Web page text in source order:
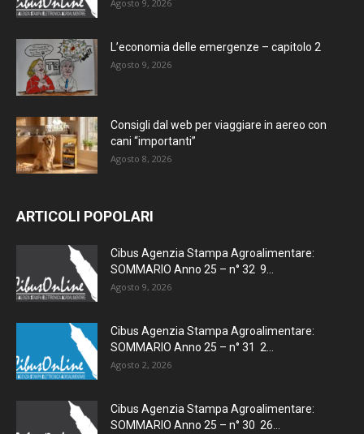
Agosto 9, 2026
L’economia delle emergenze – capitolo 2
Agosto 9, 2026
Consigli dal web per viaggiare in aereo con
cani “importanti”
Agosto 8, 2026
ARTICOLI POPOLARI
Cibus Agenzia Stampa Agroalimentare:
SOMMARIO Anno 25 – n° 32 9...
Agosto 9, 2026
Cibus Agenzia Stampa Agroalimentare:
SOMMARIO Anno 25 – n° 31 2...
Agosto 2, 2026
Cibus Agenzia Stampa Agroalimentare:
SOMMARIO Anno 25 – n° 30 26...